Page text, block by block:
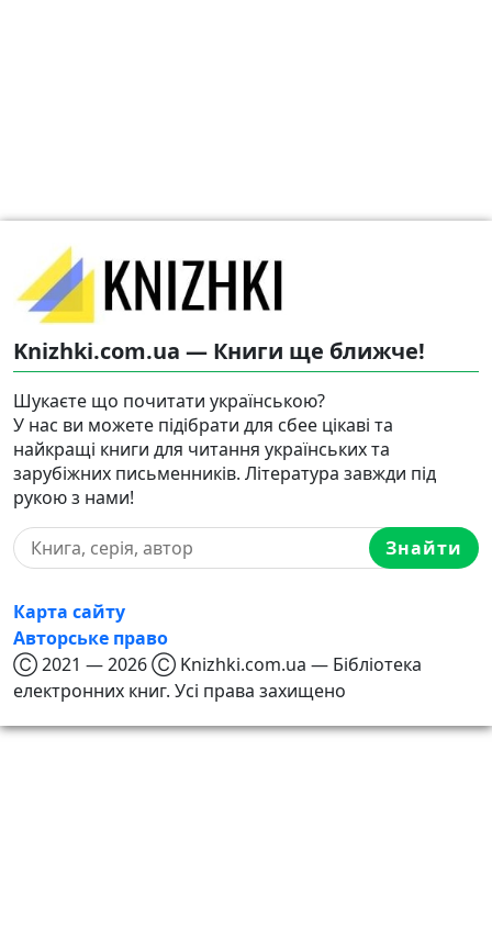
Knizhki.com.ua — Книги ще ближче!
Шукаєте що почитати українською?
У нас ви можете підібрати для сбее цікаві та
найкращі книги для читання українських та
зарубіжних письменників. Література завжди під
рукою з нами!
Знайти
Карта сайту
Авторське право
Ⓒ 2021 — 2026 Ⓒ Knizhki.com.ua — Бібліотека
електронних книг. Усі права захищено